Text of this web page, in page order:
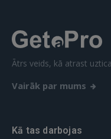
Ātrs veids, kā atrast
Vairāk par mums
Kā tas darbojas